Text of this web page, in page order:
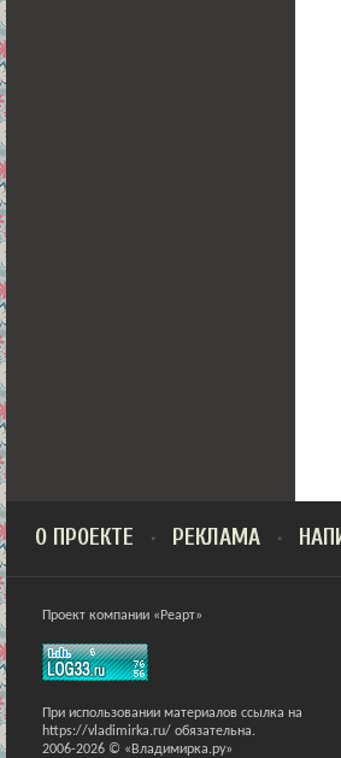
О ПРОЕКТЕ РЕКЛАМА
Проект компании «Реарт»
При использовании материалов ссылка на
https://vladimirka.ru/ обязательна.
2006-2026 © «Владимирка.ру»